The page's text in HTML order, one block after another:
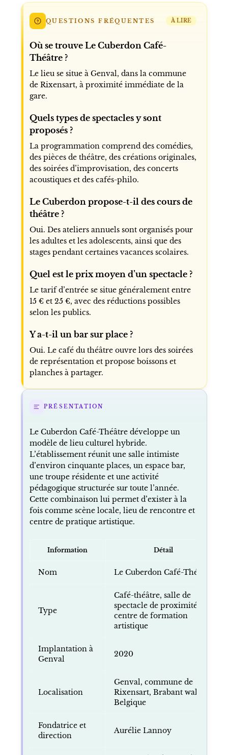
QUESTIONS FRÉQUENTES À LIRE
Où se trouve Le Cuberdon Café-
Théâtre ?
Le lieu se situe à Genval, dans la commune
de Rixensart, à proximité immédiate de la
gare.
Quels types de spectacles y sont
proposés ?
La programmation comprend des comédies,
des pièces de théâtre, des créations originales,
des soirées d’improvisation, des concerts
acoustiques et des cafés-philo.
Le Cuberdon propose-t-il des cours de
théâtre ?
Oui. Des ateliers annuels sont organisés pour
les adultes et les adolescents, ainsi que des
stages pendant certaines vacances scolaires.
Quel est le prix moyen d’un spectacle ?
Le tarif d’entrée se situe généralement entre
15 € et 25 €, avec des réductions possibles
selon les publics.
Y a-t-il un bar sur place ?
Oui. Le café du théâtre ouvre lors des soirées
de représentation et propose boissons et
planches à partager.
PRÉSENTATION
Le Cuberdon Café-Théâtre développe un
modèle de lieu culturel hybride.
L’établissement réunit une salle intimiste
d’environ cinquante places, un espace bar,
une troupe résidente et une activité
pédagogique structurée sur toute l’année.
Cette combinaison lui permet d’exister à la
fois comme scène locale, lieu de rencontre et
centre de pratique artistique.
Information Détail
Nom Le Cuberdon Café-Théâtre
Type
Café-théâtre, salle de
spectacle de proximité,
centre de formation
artistique
Implantation à
Genval
2020
Localisation
Genval, commune de
Rixensart, Brabant wallon,
Belgique
Fondatrice et
direction
Aurélie Lannoy